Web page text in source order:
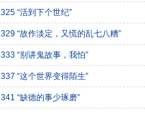
325 “活到下个世纪”
329 “故作淡定，又慌的乱七八糟”
333 “别讲鬼故事，我怕”
337 “这个世界变得陌生”
341 “缺德的事少琢磨”